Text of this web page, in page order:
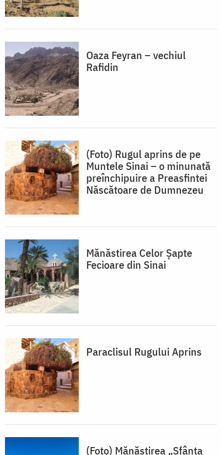
Oaza Feyran – vechiul
Rafidin
(Foto) Rugul aprins de pe
Muntele Sinai – o minunată
preînchipuire a Preasfintei
Născătoare de Dumnezeu
Mănăstirea Celor Șapte
Fecioare din Sinai
Paraclisul Rugului Aprins
(Foto) Mănăstirea „Sfânta